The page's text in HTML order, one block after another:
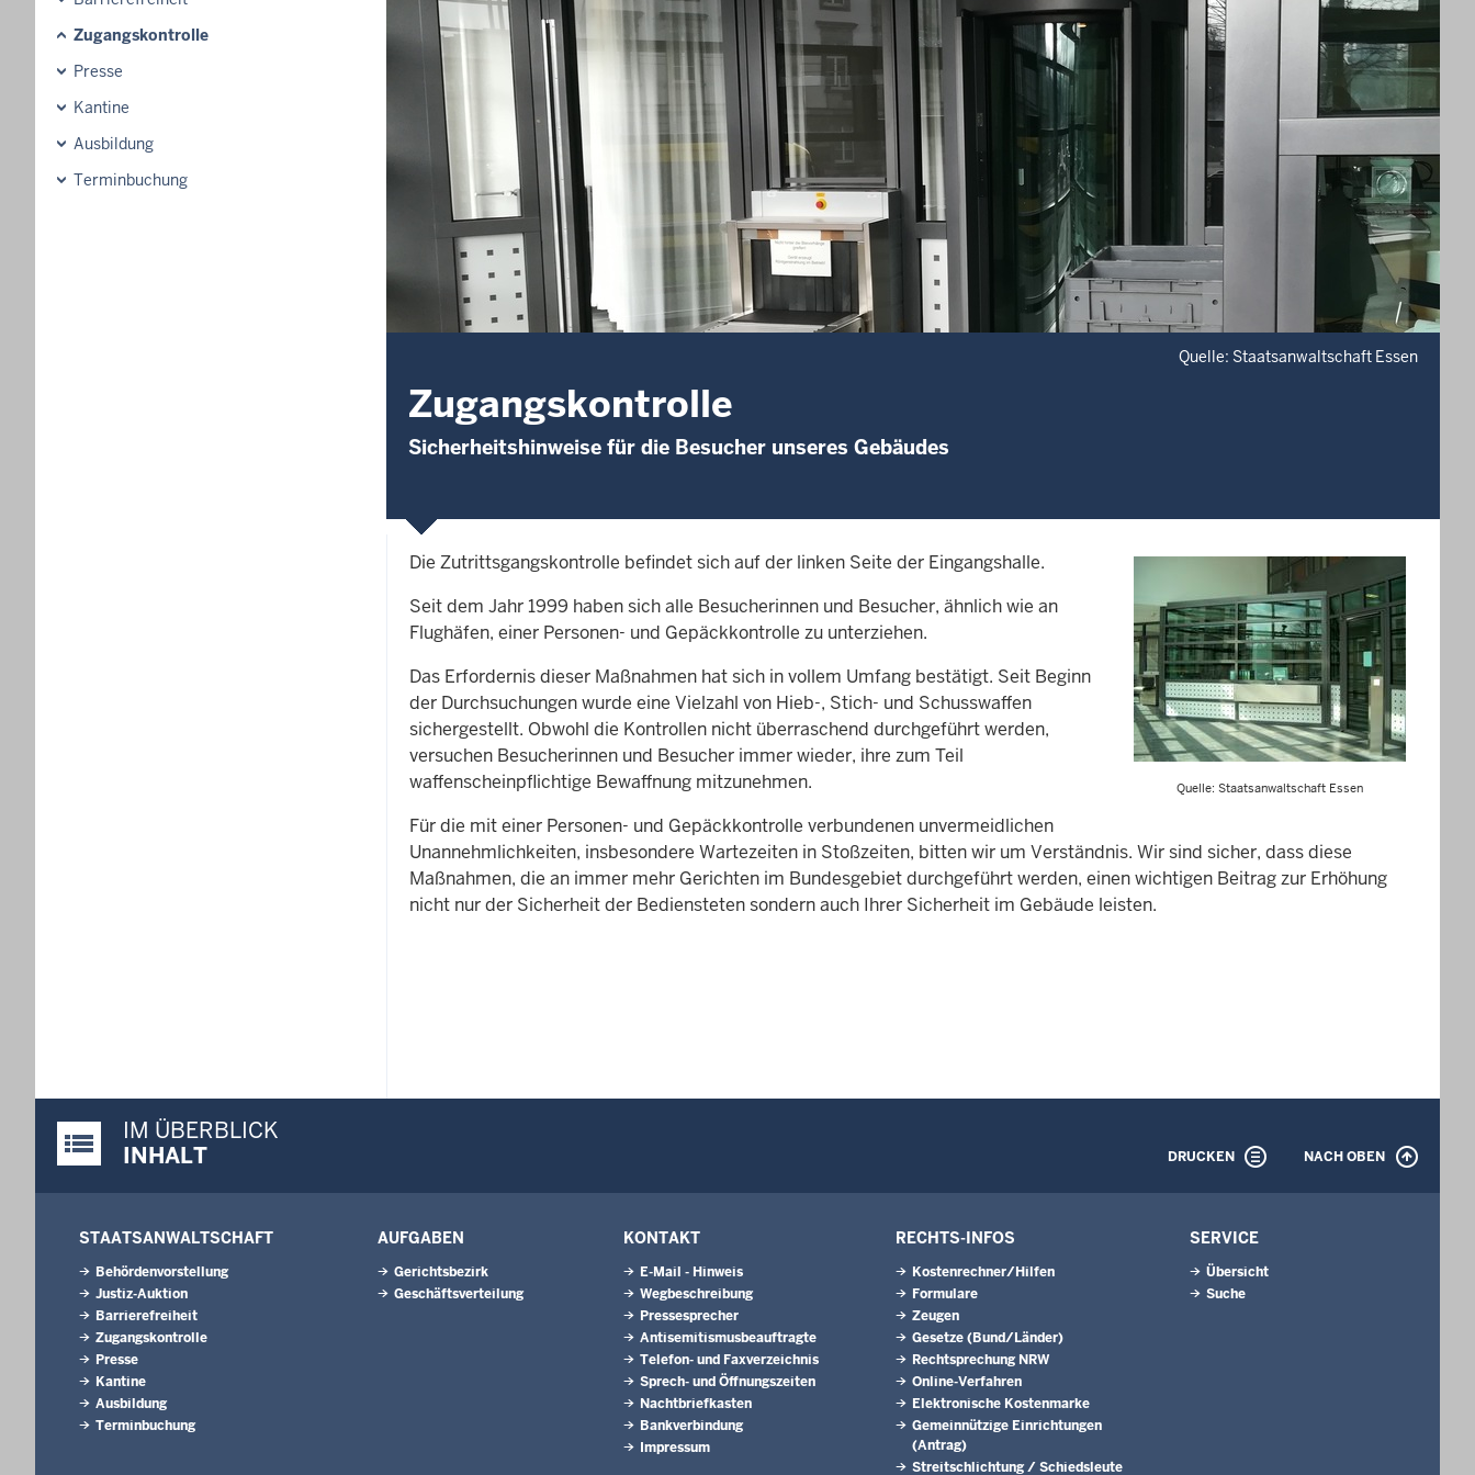
Zugangskontrolle
Presse
Kantine
Ausbildung
Terminbuchung
Quelle: Staatsanwaltschaft Essen
Zugangskontrolle
Sicherheitshinweise für die Besucher unseres Gebäudes
Quelle: Staatsanwaltschaft Essen
Die Zutrittsgangskontrolle befindet sich auf der linken Seite der Eingangshalle.
Seit dem Jahr 1999 haben sich alle Besucherinnen und Besucher, ähnlich wie an
Flughäfen, einer Personen- und Gepäckkontrolle zu unterziehen.
Das Erfordernis dieser Maßnahmen hat sich in vollem Umfang bestätigt. Seit Beginn
der Durchsuchungen wurde eine Vielzahl von Hieb-, Stich- und Schusswaffen
sichergestellt. Obwohl die Kontrollen nicht überraschend durchgeführt werden,
versuchen Besucherinnen und Besucher immer wieder, ihre zum Teil
waffenscheinpflichtige Bewaffnung mitzunehmen.
Für die mit einer Personen- und Gepäckkontrolle verbundenen unvermeidlichen
Unannehmlichkeiten, insbesondere Wartezeiten in Stoßzeiten, bitten wir um Verständnis. Wir sind sicher, dass diese
Maßnahmen, die an immer mehr Gerichten im Bundesgebiet durchgeführt werden, einen wichtigen Beitrag zur Erhöhung
nicht nur der Sicherheit der Bediensteten sondern auch Ihrer Sicherheit im Gebäude leisten.
Justiz-Portal im Überblick:
IM ÜBERBLICK
INHALT
DRUCKEN NACH OBEN
STAATSANWALTSCHAFT
Behördenvorstellung
Justiz-Auktion
Barrierefreiheit
Zugangskontrolle
Presse
Kantine
Ausbildung
Terminbuchung
AUFGABEN
Gerichtsbezirk
Geschäftsverteilung
KONTAKT
E-Mail - Hinweis
Wegbeschreibung
Pressesprecher
Antisemitismusbeauftragte
Telefon- und Faxverzeichnis
Sprech- und Öffnungszeiten
Nachtbriefkasten
Bankverbindung
Impressum
RECHTS-INFOS
Kostenrechner/Hilfen
Formulare
Zeugen
Gesetze (Bund/Länder)
Rechtsprechung NRW
Online-Verfahren
Elektronische Kostenmarke
Gemeinnützige Einrichtungen
(Antrag)
Streitschlichtung / Schiedsleute
SERVICE
Übersicht
Suche